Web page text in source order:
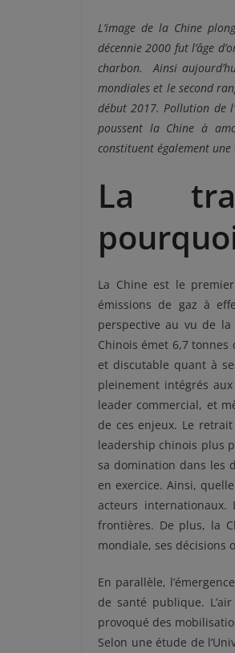
L’image de la Chine
décennie 2000 fut l’âge
charbon. Ainsi
mondiales et le second
début 2017. Pollution de
poussent la Chine à
constituent également
La
La Chine est le
émissions de gaz à
perspective au vu de
Chinois émet 6,7
et discutable quant à
pleinement intégrés
leader commercial, et
de ces enjeux. Le
leadership chinois plus
sa domination dans les
en exercice. Ainsi,
acteurs
frontières. De plus, la
mondiale, ses décisions
En parallèle,
de santé publique.
provoqué des
Selon une étude de